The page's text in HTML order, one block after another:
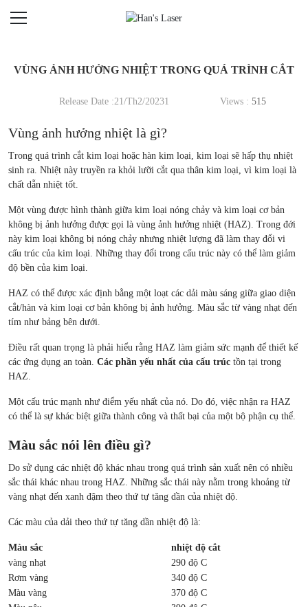
VÙNG ẢNH HƯỞNG NHIỆT TRONG QUÁ TRÌNH CẮT
Release Date :21/Th2/20231 Views : 515
Vùng ảnh hưởng nhiệt là gì?
Trong quá trình cắt kim loại hoặc hàn kim loại, kim loại sẽ hấp thụ nhiệt
sinh ra. Nhiệt này truyền ra khỏi lưỡi cắt qua thân kim loại, vì kim loại là
chất dẫn nhiệt tốt.
Một vùng được hình thành giữa kim loại nóng chảy và kim loại cơ bản
không bị ảnh hưởng được gọi là vùng ảnh hưởng nhiệt (HAZ). Trong đới
này kim loại không bị nóng chảy nhưng nhiệt lượng đã làm thay đổi vi
cấu trúc của kim loại. Những thay đổi trong cấu trúc này có thể làm giảm
độ bền của kim loại.
HAZ có thể được xác định bằng một loạt các dải màu sáng giữa giao diện
cắt/hàn và kim loại cơ bản không bị ảnh hưởng. Màu sắc từ vàng nhạt đến
tím như bảng bên dưới.
Điều rất quan trọng là phải hiểu rằng HAZ làm giảm sức mạnh để thiết kế
các ứng dụng an toàn. Các phần yếu nhất của cấu trúc tồn tại trong
HAZ.
Một cấu trúc mạnh như điểm yếu nhất của nó. Do đó, việc nhận ra HAZ
có thể là sự khác biệt giữa thành công và thất bại của một bộ phận cụ thể.
Màu sắc nói lên điều gì?
Do sử dụng các nhiệt độ khác nhau trong quá trình sản xuất nên có nhiều
sắc thái khác nhau trong HAZ. Những sắc thái này nằm trong khoảng từ
vàng nhạt đến xanh đậm theo thứ tự tăng dần của nhiệt độ.
Các màu của dải theo thứ tự tăng dần nhiệt độ là:
Màu sắc
nhiệt độ cắt
vàng nhạt
290 độ C
Rơm vàng
340 độ C
Màu vàng
370 độ C